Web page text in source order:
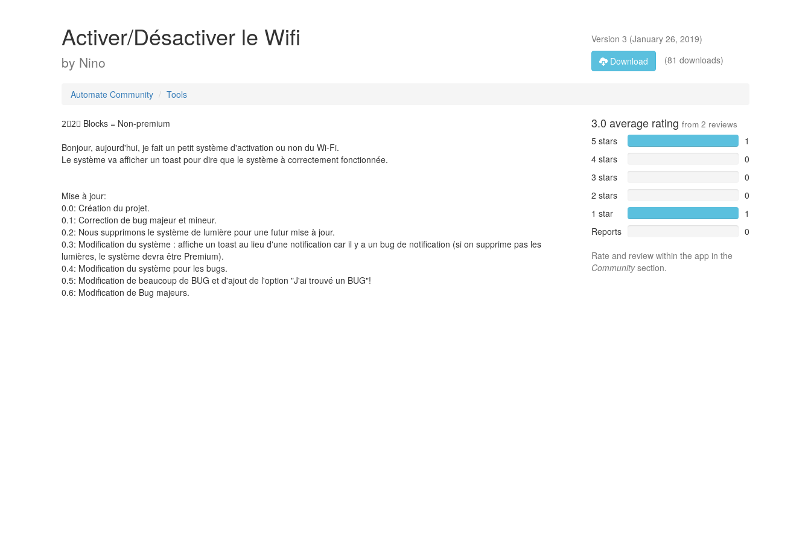
Activer/Désactiver le Wifi
by Nino
Version 3 (January 26, 2019)
Download
(81 downloads)
Automate Community Tools
2⃣2⃣ Blocks = Non-premium
Bonjour, aujourd'hui, je fait un petit système d'activation ou non du Wi-Fi.
Le système va afficher un toast pour dire que le système à correctement fonctionnée.
Mise à jour:
0.0: Création du projet.
0.1: Correction de bug majeur et mineur.
0.2: Nous supprimons le système de lumière pour une futur mise à jour.
0.3: Modification du système : affiche un toast au lieu d'une notification car il y a un bug de notification (si on supprime pas les
lumières, le système devra être Premium).
0.4: Modification du système pour les bugs.
0.5: Modification de beaucoup de BUG et d'ajout de l'option "J'ai trouvé un BUG"!
0.6: Modification de Bug majeurs.
3.0 average rating from 2 reviews
5 stars
1
4 stars
0
3 stars
0
2 stars
0
1 star
1
Reports
0
Rate and review within the app in the
Communitysection.